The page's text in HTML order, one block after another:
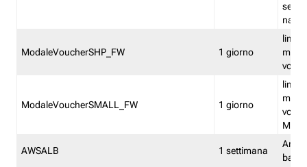
ModaleVoucherSHP_FW 1 giorno
ModaleVoucherSMALL_FW 1 giorno
AWSALB 1 settimana